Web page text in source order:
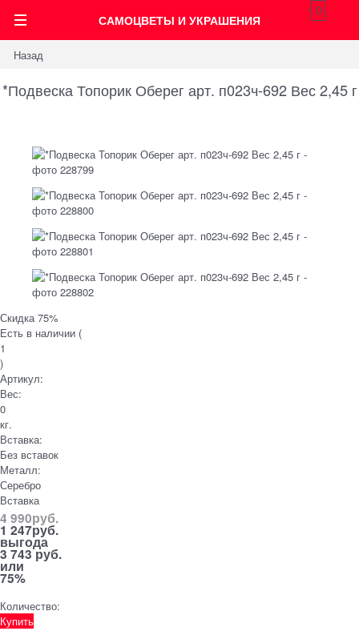
САМОЦВЕТЫ И УКРАШЕНИЯ
0
Назад
*Подвеска Топорик Оберег арт. п023ч-692 Вес 2,45 г
Скидка 75%
Есть в наличии (
1
)
Артикул:
Вес:
0
кг.
Вставка:
Без вставок
Металл:
Серебро
Вставка
4 990руб.
1 247руб.
выгода
3 743 руб.
или
75%
Количество:
Купить